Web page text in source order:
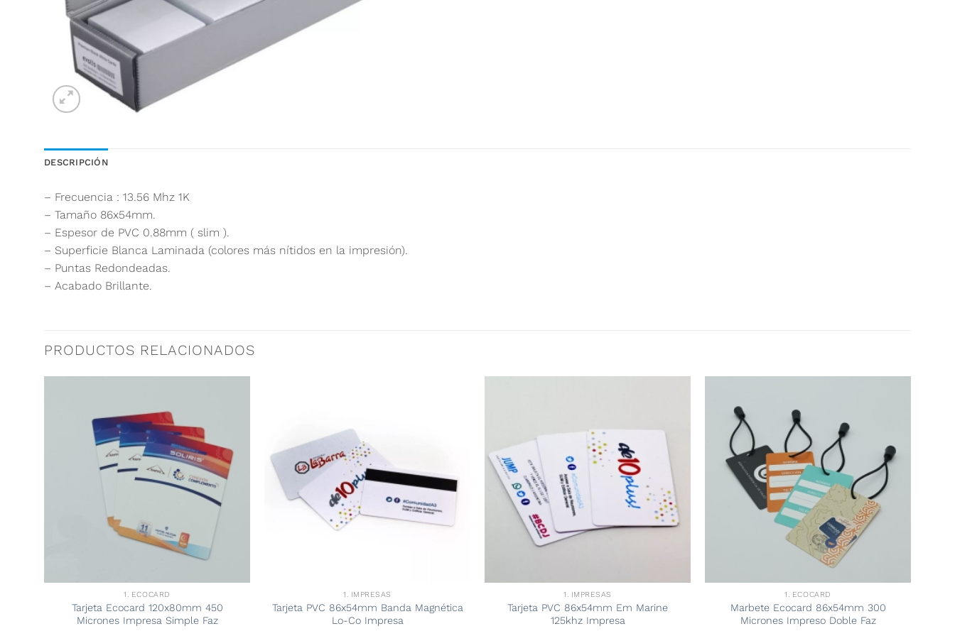
DESCRIPCIÓN
– Frecuencia : 13.56 Mhz 1K
– Tamaño 86x54mm.
– Espesor de PVC 0.88mm ( slim ).
– Superficie Blanca Laminada (colores más nítidos en la impresión).
– Puntas Redondeadas.
– Acabado Brillante.
PRODUCTOS RELACIONADOS
1. ECOCARD
Tarjeta Ecocard 120x80mm 450
Micrones Impresa Simple Faz
1. IMPRESAS
Tarjeta PVC 86x54mm Banda Magnética
Lo-Co Impresa
1. IMPRESAS
Tarjeta PVC 86x54mm Em Marine
125khz Impresa
1. ECOCARD
Marbete Ecocard 86x54mm 300
Micrones Impreso Doble Faz